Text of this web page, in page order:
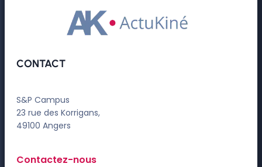
CONTACT
S&P Campus
23 rue des Korrigans,
49100 Angers
Contactez-nous